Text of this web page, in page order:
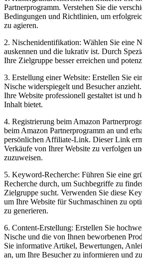
Partnerprogramm. Verstehen Sie die
Bedingungen und Richtlinien, um
zu agieren.
2. Nischenidentifikation: Wählen⁤ Sie eine
auskennen und die lukrativ ist. Durch
Ihre Zielgruppe besser ‍erreichen und
3.‍ Erstellung einer Website:‍ Erstellen Sie
Nische widerspiegelt und Besucher
Ihre Website professionell gestaltet ist und
Inhalt bietet.
4. Registrierung beim Amazon
beim Amazon Partnerprogramm​ an und
persönlichen Affiliate-Link. ⁣Dieser Link
Verkäufe von Ihrer Website zu verfolgen
zuzuweisen.
5. Keyword-Recherche:‌ Führen Sie eine
Recherche ‍durch, um Suchbegriffe zu
Zielgruppe sucht. Verwenden Sie diese
um Ihre Website für Suchmaschinen zu
zu generieren.
6. Content-Erstellung: Erstellen Sie
Nische und ⁣die von ⁢Ihnen beworbenen
Sie informative Artikel, Bewertungen,
an, um Ihre Besucher zu informieren und